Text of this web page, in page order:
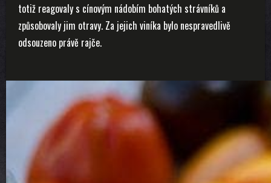
totiž reagovaly s cínovým nádobím bohatých strávníků a
způsobovaly jim otravy. Za jejich viníka bylo nespravedlivě
odsouzeno právě rajče.